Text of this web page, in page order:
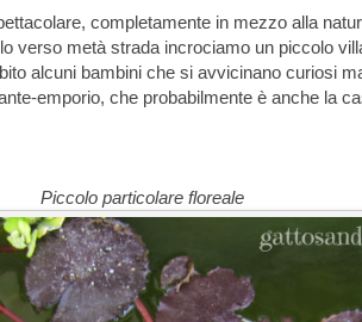
completamente in mezzo alla
verso metà strada incrociamo un piccolo
alcuni bambini che si avvicinano curiosi
emporio, che probabilmente è anche la
Piccolo particolare floreale